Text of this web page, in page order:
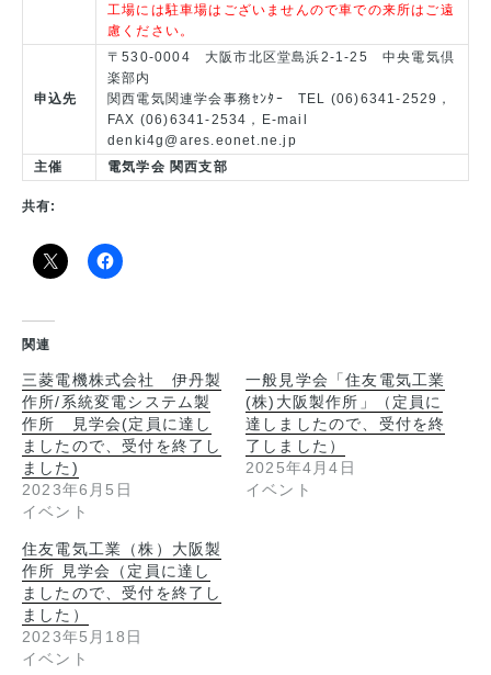
工場には駐車場はございませんので車での来所はご遠
慮ください。
申込先
〒530-0004 大阪市北区堂島浜2-1-25 中央電気倶
楽部内
関西電気関連学会事務ｾﾝﾀｰ TEL (06)6341-2529，
FAX (06)6341-2534，E-mail
denki4g@ares.eonet.ne.jp
主催
電気学会 関西支部
共有:
関連
三菱電機株式会社 伊丹製
作所/系統変電システム製
作所 見学会(定員に達し
ましたので、受付を終了し
ました)
2023年6月5日
イベント
一般見学会「住友電気工業
(株)大阪製作所」（定員に
達しましたので、受付を終
了しました）
2025年4月4日
イベント
住友電気工業（株）大阪製
作所 見学会（定員に達し
ましたので、受付を終了し
ました）
2023年5月18日
イベント